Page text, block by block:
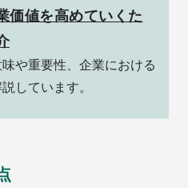
価値を高めていくた
や重要性、企業における
しています。